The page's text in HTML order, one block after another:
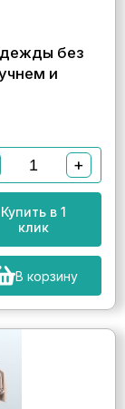
без
и
+
Купить в 1
клик
В корзину